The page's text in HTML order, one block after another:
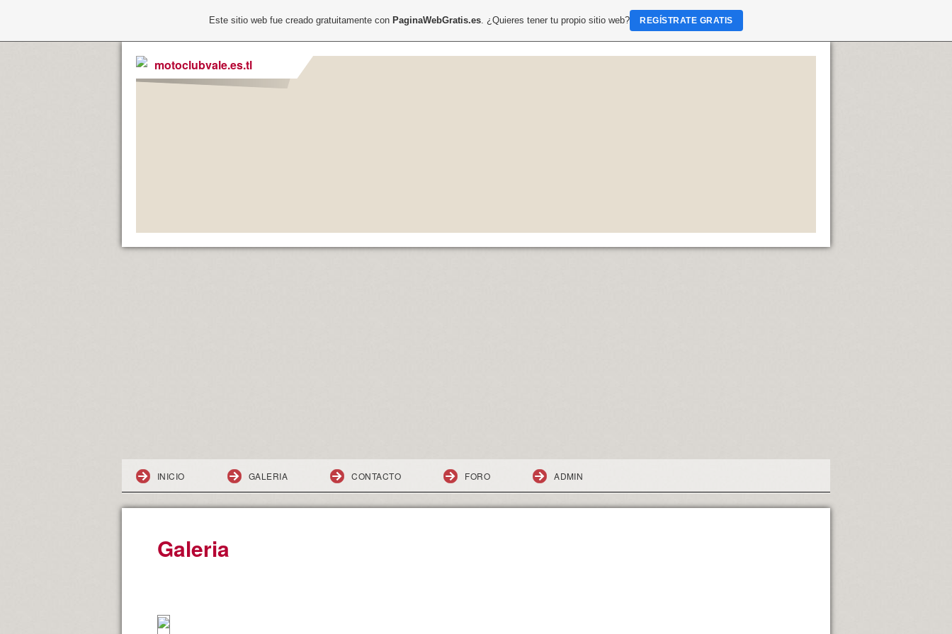
motoclubvale.es.tl
INICIO GALERIA CONTACTO FORO ADMIN
Galeria
Este sitio web fue creado gratuitamente con PaginaWebGratis.es. ¿Quieres tener tu propio sitio web? REGÍSTRATE GRATIS